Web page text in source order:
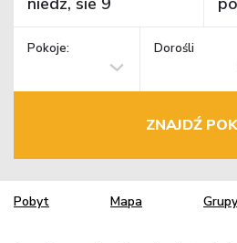
Pokoje: Dorośli
ZNAJDŹ
Pobyt Mapa